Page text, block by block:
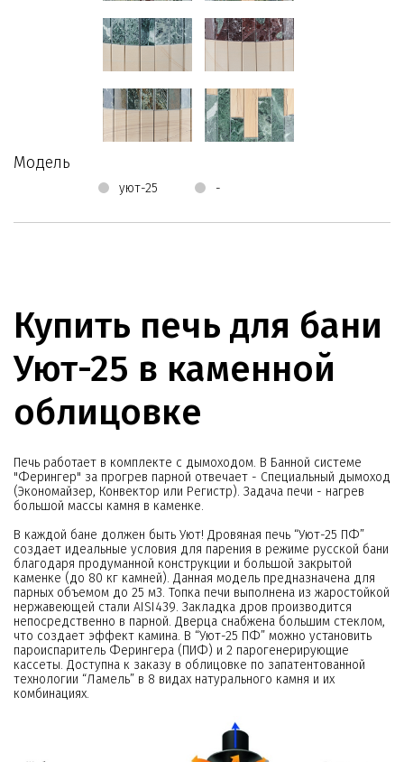
Модель
уют-25 -
Купить печь для бани
Уют-25 в каменной
облицовке
Печь работает в комплекте с дымоходом. В Банной системе
"Ферингер" за прогрев парной отвечает - Специальный дымоход
(Экономайзер, Конвектор или Регистр). Задача печи - нагрев
большой массы камня в каменке.
В каждой бане должен быть Уют! Дровяная печь “Уют-25 ПФ”
создает идеальные условия для парения в режиме русской бани
благодаря продуманной конструкции и большой закрытой
каменке (до 80 кг камней). Данная модель предназначена для
парных объемом до 25 м3. Топка печи выполнена из жаростойкой
нержавеющей стали AISI439. Закладка дров производится
непосредственно в парной. Дверца снабжена большим стеклом,
что создает эффект камина. В “Уют-25 ПФ” можно установить
пароиспаритель Ферингера (ПИФ) и 2 парогенерирующие
кассеты. Доступна к заказу в облицовке по запатентованной
технологии “Ламель” в 8 видах натурального камня и их
комбинациях.